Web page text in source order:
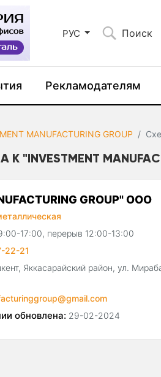
РУС Поиск
Рекламодателям
MANUFACTURING GROUP
GROUP" ООО
17:00, перерыв 12:00-13:00
22-21
Яккасарайский район, ул.
обновлена: 29-02-2024